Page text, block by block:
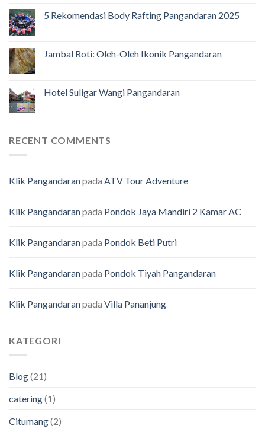
5 Rekomendasi Body Rafting Pangandaran 2025
Jambal Roti: Oleh-Oleh Ikonik Pangandaran
Hotel Suligar Wangi Pangandaran
RECENT COMMENTS
Klik Pangandaranpada ATV Tour Adventure
Klik Pangandaranpada Pondok Jaya Mandiri 2 Kamar AC
Klik Pangandaranpada Pondok Beti Putri
Klik Pangandaranpada Pondok Tiyah Pangandaran
Klik Pangandaranpada Villa Pananjung
KATEGORI
Blog(21)
catering(1)
Citumang(2)